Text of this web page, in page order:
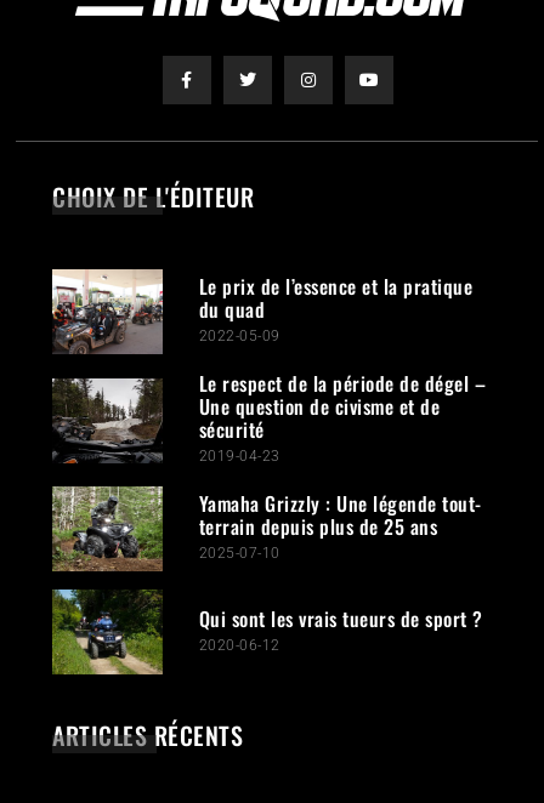
CHOIX DE L'ÉDITEUR
Le prix de l’essence et la pratique
du quad
2022-05-09
Le respect de la période de dégel –
Une question de civisme et de
sécurité
2019-04-23
Yamaha Grizzly : Une légende tout-
terrain depuis plus de 25 ans
2025-07-10
Qui sont les vrais tueurs de sport ?
2020-06-12
ARTICLES RÉCENTS